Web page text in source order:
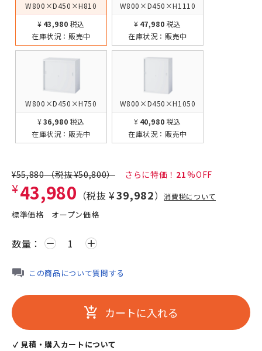
W800×D450×H810
¥55,880 税込
在庫状況： 販売中
W800×D450×H1110
¥60,280 税込
在庫状況： 販売中
W800×D450×H750
¥47,080 税込
在庫状況： 販売中
W800×D450×H1050
¥51,480 税込
在庫状況： 販売中
¥55,880（税抜¥50,800） 21
¥43,980 （税抜 ¥39,982）消費税について
標準価格 オープン価格
数量： remove add
この商品について質問する
add_shopping_cart カートに入れる
✓ 見積・購入カートについて